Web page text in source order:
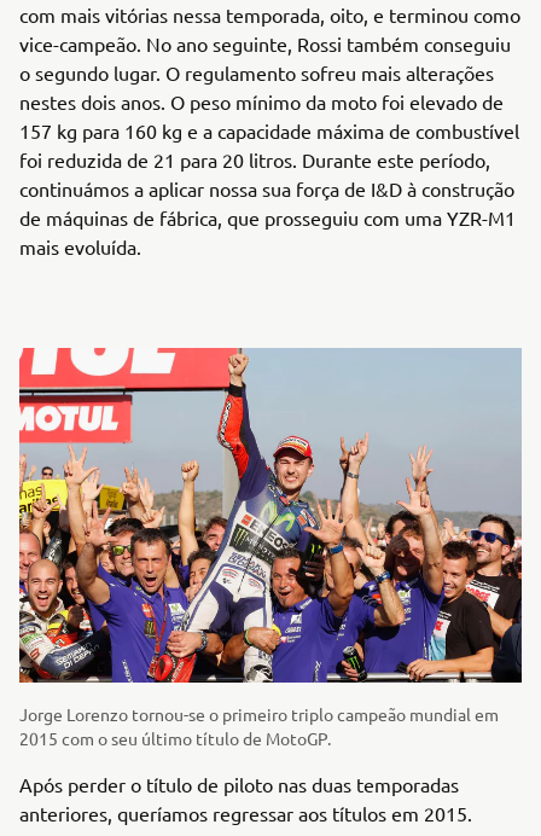
com mais vitórias nessa temporada, oito, e terminou como
vice-campeão. No ano seguinte, Rossi também conseguiu
o segundo lugar. O regulamento sofreu mais alterações
nestes dois anos. O peso mínimo da moto foi elevado de
157 kg para 160 kg e a capacidade máxima de combustível
foi reduzida de 21 para 20 litros. Durante este período,
continuámos a aplicar nossa sua força de I&D à construção
de máquinas de fábrica, que prosseguiu com uma YZR-M1
mais evoluída.
Jorge Lorenzo tornou-se o primeiro triplo campeão mundial em
2015 com o seu último título de MotoGP.
Após perder o título de piloto nas duas temporadas
anteriores, queríamos regressar aos títulos em 2015.